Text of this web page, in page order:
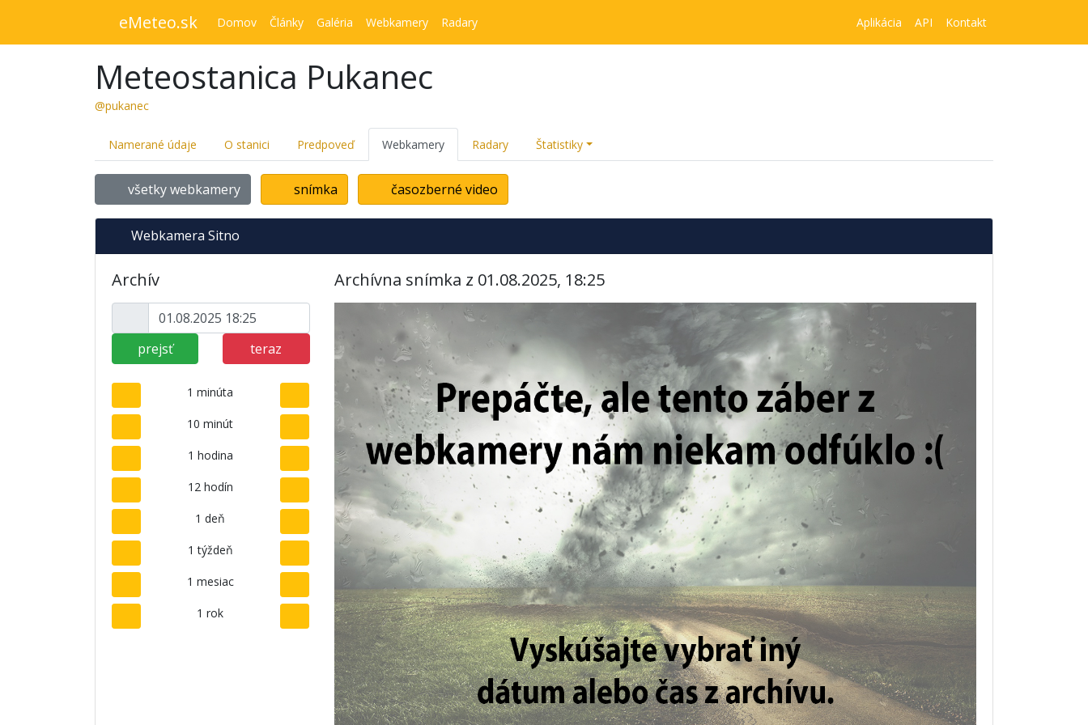
eMeteo.sk Domov Články Galéria Webkamery Radary Aplikácia API Kontakt
Meteostanica Pukanec
@pukanec
Namerané údaje O stanici Predpoveď Webkamery Radary Štatistiky
všetky webkamery snímka časozberné video
Webkamera Sitno
Archív
prejsť teraz
1 minúta
10 minút
1 hodina
12 hodín
1 deň
1 týždeň
1 mesiac
1 rok
Archívna snímka z 01.08.2025, 18:25